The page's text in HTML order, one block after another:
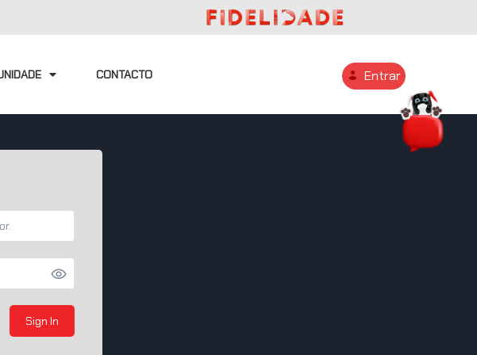
CONTACTO Entrar
Sign In